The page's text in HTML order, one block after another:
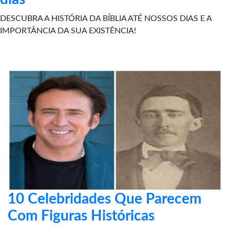
DESCUBRA A HISTÓRIA DA BÍBLIA ATÉ NOSSOS DIAS E A
IMPORTÂNCIA DA SUA EXISTÊNCIA!
10 Celebridades Que Parecem
Com Figuras Históricas